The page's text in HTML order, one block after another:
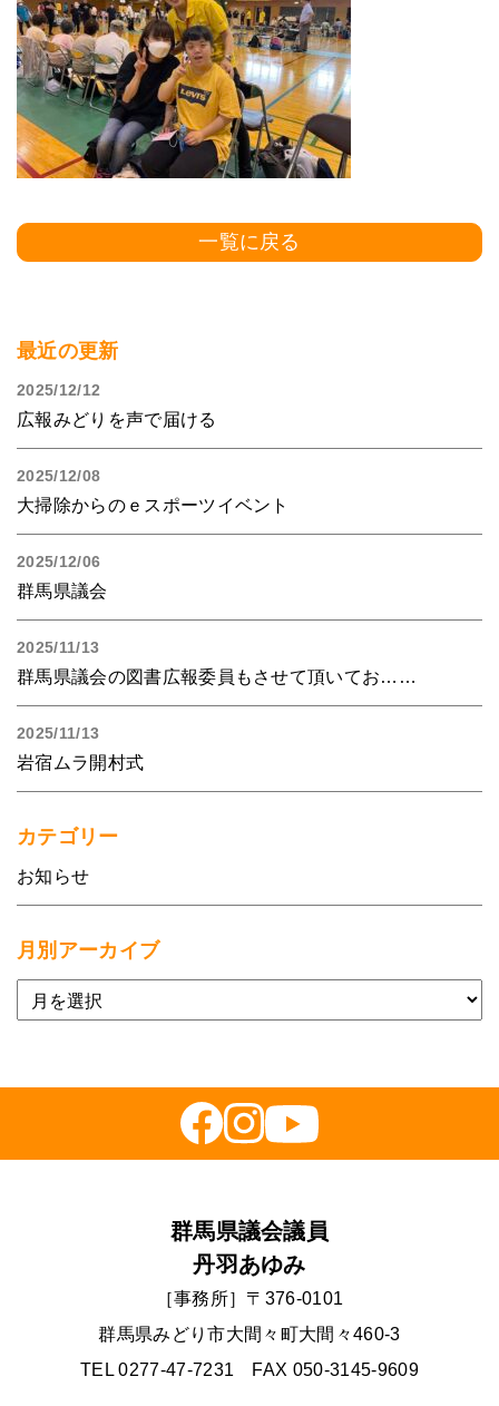
一覧に戻る
最近の更新
2025/12/12
広報みどりを声で届ける
2025/12/08
大掃除からのｅスポーツイベント
2025/12/06
群馬県議会
2025/11/13
群馬県議会の図書広報委員もさせて頂いてお……
2025/11/13
岩宿ムラ開村式
カテゴリー
お知らせ
月別アーカイブ
群馬県議会議員
丹羽あゆみ
［事務所］〒376-0101
群馬県みどり市大間々町大間々460-3
TEL 0277-47-7231 FAX 050-3145-9609